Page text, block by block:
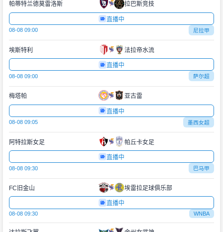
帕蒂特兰德莫雷洛斯 拉巴斯竞技
直播中
08-08 09:00 尼拉甲
埃斯特利 法拉帝水流
直播中
08-08 09:00 萨尔超
梅塔帕 亚古雷
直播中
08-08 09:05 墨西女超
阿特拉斯女足 帕丘卡女足
直播中
08-08 09:30 巴马甲
FC旧金山 埃雷拉足球俱乐部
直播中
08-08 09:30 WNBA